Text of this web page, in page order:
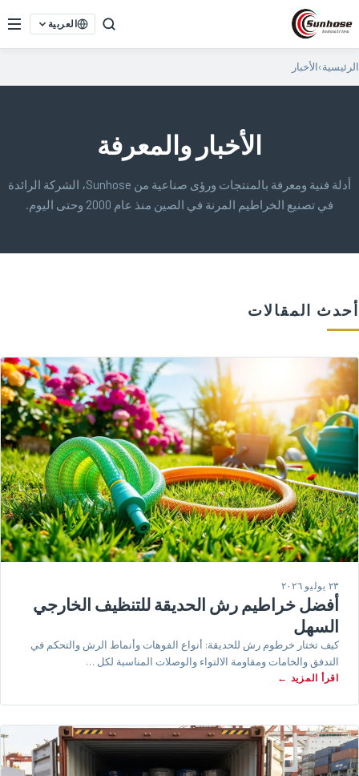
العربية
الرئيسية›الأخبار
الأخبار والمعرفة
أدلة فنية ومعرفة بالمنتجات ورؤى صناعية من Sunhose، الشركة الرائدة
في تصنيع الخراطيم المرنة في الصين منذ عام 2000 وحتى اليوم.
أحدث المقالات
٢٣ يوليو ٢٠٢٦
أفضل خراطيم رش الحديقة للتنظيف الخارجي
السهل
كيف تختار خرطوم رش للحديقة: أنواع الفوهات وأنماط الرش والتحكم في
التدفق والخامات ومقاومة الالتواء والوصلات المناسبة لكل …
اقرأ المزيد ←